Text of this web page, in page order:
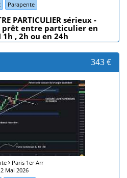
Parapente
PARTICULIER sérieux -
prêt entre particulier en
1h , 2h ou en 24h
343 €
Paris 1er Arr
Mai 2026